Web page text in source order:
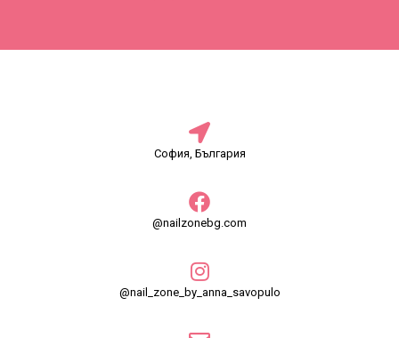
София, България
@nailzonebg.com
@nail_zone_by_anna_savopulo